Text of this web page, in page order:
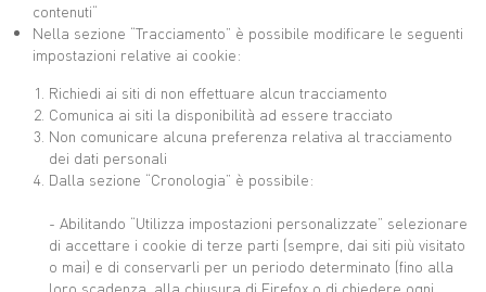
contenuti“
Nella sezione “Tracciamento” è possibile modificare le seguenti
impostazioni relative ai cookie:
Richiedi ai siti di non effettuare alcun tracciamento
Comunica ai siti la disponibilità ad essere tracciato
Non comunicare alcuna preferenza relativa al tracciamento
dei dati personali
Dalla sezione “Cronologia” è possibile:
- Abilitando “Utilizza impostazioni personalizzate” selezionare
di accettare i cookie di terze parti (sempre, dai siti più visitato
o mai) e di conservarli per un periodo determinato (fino alla
loro scadenza, alla chiusura di Firefox o di chiedere ogni